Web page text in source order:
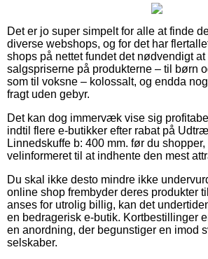
Det er jo super simpelt for alle at finde
diverse webshops, og for det har
shops på nettet fundet det nødvendigt
salgspriserne på produkterne – til børn
som til voksne – kolossalt, og endda
fragt uden gebyr.
Det kan dog immervæk vise sig
indtil flere e-butikker efter rabat på
Linnedskuffe b: 400 mm. før du
velinformeret til at indhente den mest
Du skal ikke desto mindre ikke
online shop frembyder deres produkter
anses for utrolig billig, kan det
en bedragerisk e-butik. Kortbestillinger
en anordning, der begunstiger en imod
selskaber.